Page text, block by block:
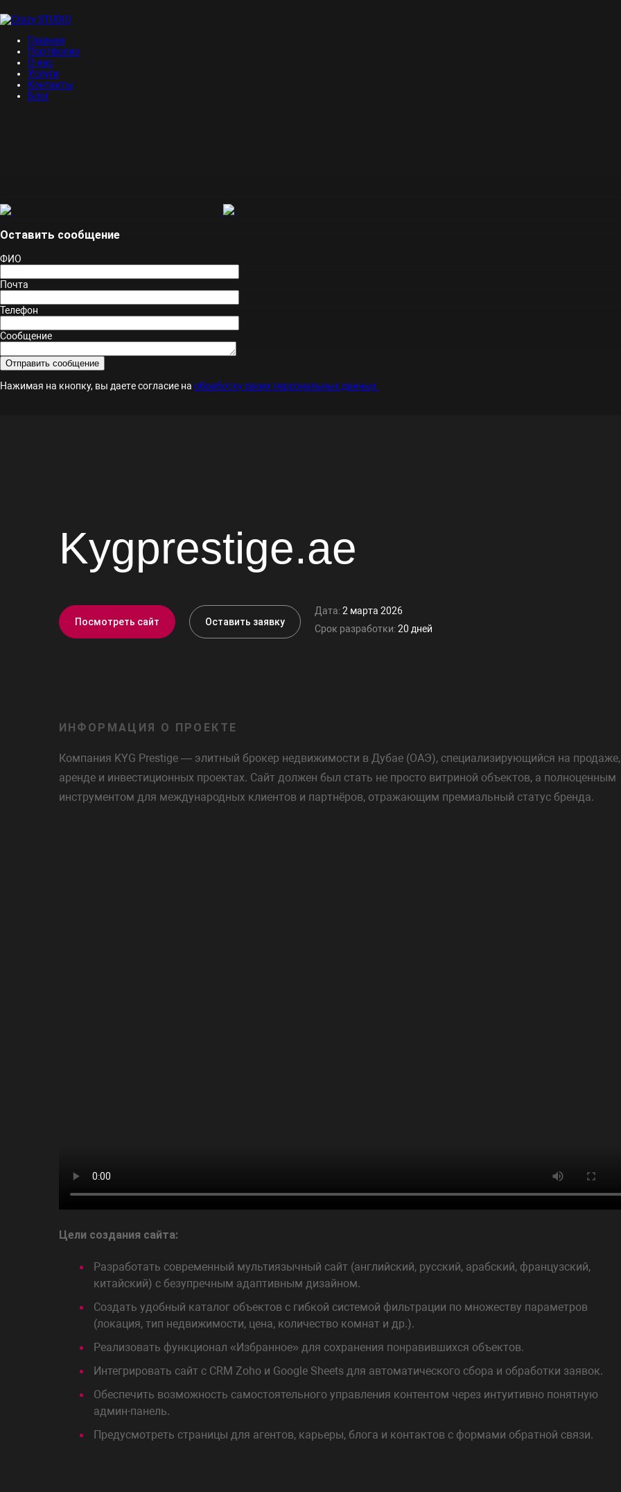
Главная
Портфолио
О нас
Услуги
Контакты
Блог
Оставить сообщение
ФИО
Почта
Телефон
Сообщение
Нажимая на кнопку, вы даете согласие на обработку своих персональных данных.
Kygprestige.ae
Посмотреть сайт Оставить заявку
Дата:2 марта 2026
Срок разработки:20 дней
ИНФОРМАЦИЯ О ПРОЕКТЕ
Компания KYG Prestige — элитный брокер недвижимости в Дубае (ОАЭ), специализирующийся на продаже,
аренде и инвестиционных проектах. Сайт должен был стать не просто витриной объектов, а полноценным
инструментом для международных клиентов и партнёров, отражающим премиальный статус бренда.
Цели создания сайта:
Разработать современный мультиязычный сайт (английский, русский, арабский, французский,
китайский) с безупречным адаптивным дизайном.
Создать удобный каталог объектов с гибкой системой фильтрации по множеству параметров
(локация, тип недвижимости, цена, количество комнат и др.).
Реализовать функционал «Избранное» для сохранения понравившихся объектов.
Интегрировать сайт с CRM Zoho и Google Sheets для автоматического сбора и обработки заявок.
Обеспечить возможность самостоятельного управления контентом через интуитивно понятную
админ-панель.
Предусмотреть страницы для агентов, карьеры, блога и контактов с формами обратной связи.